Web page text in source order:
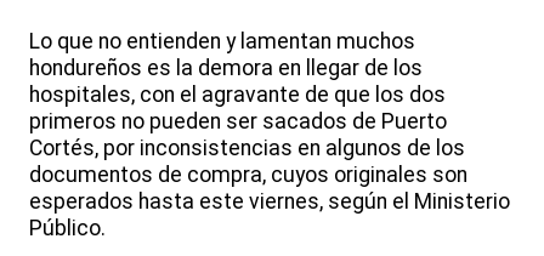
Lo que no entienden y lamentan muchos
hondureños es la demora en llegar de los
hospitales, con el agravante de que los dos
primeros no pueden ser sacados de Puerto
Cortés, por inconsistencias en algunos de los
documentos de compra, cuyos originales son
esperados hasta este viernes, según el Ministerio
Público.